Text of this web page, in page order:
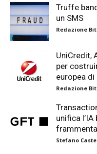
Truffe
un SMS
Redazione
UniCredit,
per
europea
Redazione
unifica
Stefano